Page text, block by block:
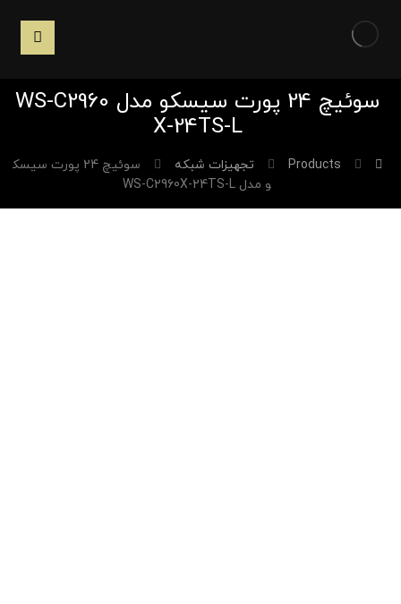
سوئیچ 24 پورت سیسکو مدل WS-C2960
X-24TS-L
Products تجهیزات شبکه
سوئیچ 24 پورت سیسک
و مدل WS-C2960X-24TS-L